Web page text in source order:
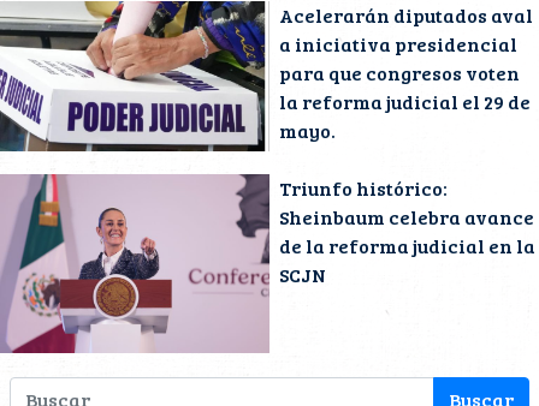
Acelerarán diputados aval
a iniciativa presidencial
para que congresos voten
la reforma judicial el 29 de
mayo.
Triunfo histórico:
Sheinbaum celebra avance
de la reforma judicial en la
SCJN